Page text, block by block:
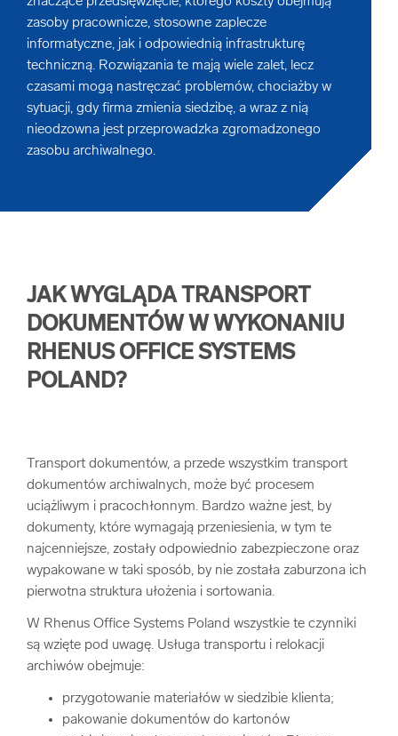
Niszczenie dysków
Niszczenie nośników cyfrowych
Mobilne niszczenie dokumentów
Digitalizacja przemysłu
Digitalizacja archiwów i cyfryzacja archiwum
E-faktura - digitalizacja i archiwum faktur
Robotic Process Automation
zasoby pracownicze, stosowne zaplecze
informatyczne, jak i odpowiednią infrastrukturę
techniczną. Rozwiązania te mają wiele zalet, lecz
czasami mogą nastręczać problemów, chociażby w
sytuacji, gdy firma zmienia siedzibę, a wraz z nią
nieodzowna jest przeprowadzka zgromadzonego
zasobu archiwalnego.
JAK WYGLĄDA TRANSPORT
DOKUMENTÓW W WYKONANIU
RHENUS OFFICE SYSTEMS
POLAND?
Transport dokumentów, a przede wszystkim transport
dokumentów archiwalnych, może być procesem
uciążliwym i pracochłonnym. Bardzo ważne jest, by
dokumenty, które wymagają przeniesienia, w tym te
najcenniejsze, zostały odpowiednio zabezpieczone oraz
wypakowane w taki sposób, by nie została zaburzona ich
pierwotna struktura ułożenia i sortowania.
W Rhenus Office Systems Poland wszystkie te czynniki
są wzięte pod uwagę. Usługa transportu i relokacji
archiwów obejmuje:
przygotowanie materiałów w siedzibie klienta;
pakowanie dokumentów do kartonów